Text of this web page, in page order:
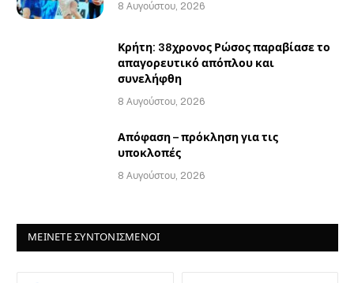
8 Αυγούστου, 2026
Κρήτη: 38χρονος Ρώσος παραβίασε το
απαγορευτικό απόπλου και
συνελήφθη
8 Αυγούστου, 2026
Απόφαση – πρόκληση για τις
υποκλοπές
8 Αυγούστου, 2026
ΜΕΙΝΕΤΕ ΣΥΝΤΟΝΙΣΜΕΝΟΙ